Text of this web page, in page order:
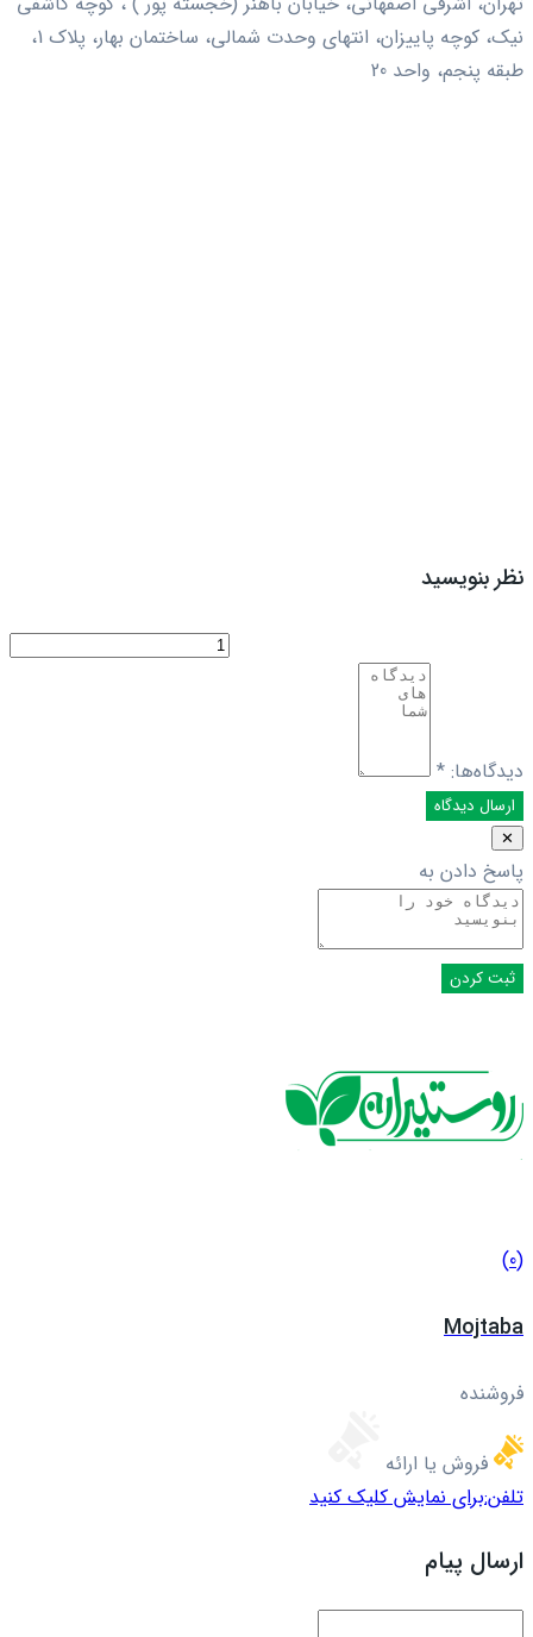
نیک، کوچه پاییزان، انتهای وحدت شمالی، ساختمان بهار، پلاک 1،
طبقه پنجم، واحد 20
نظر بنویسید
دیدگاه‌ها: *
✕
پاسخ دادن به
(0)
Mojtaba
فروشنده
فروش یا ارائه
تلفن:برای نمایش کلیک کنید
ارسال پیام